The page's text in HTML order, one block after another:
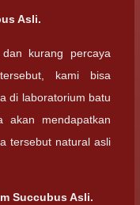
Asli.
kurang percaya
kami bisa
di laboratorium batu
akan mendapatkan
tersebut natural asli
Succubus Asli.